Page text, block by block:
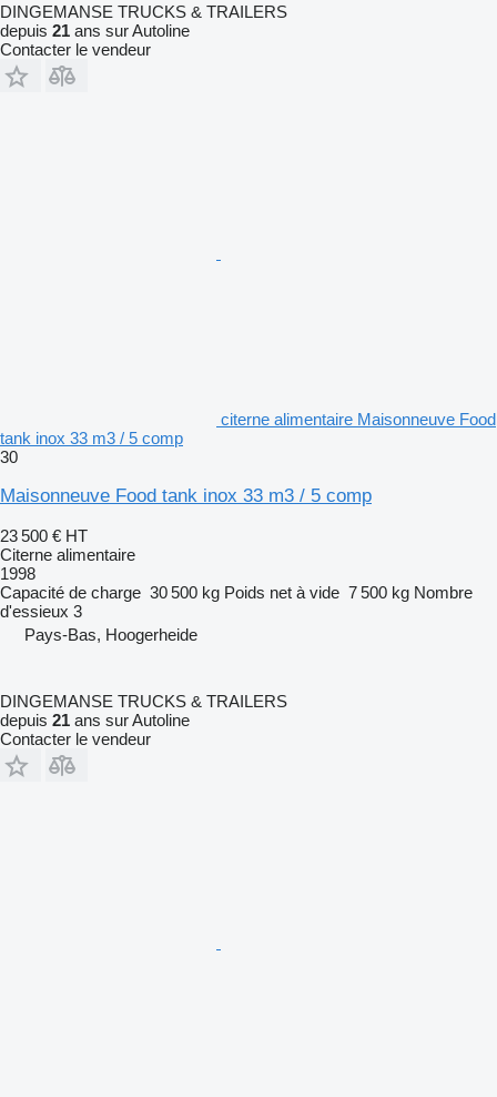
DINGEMANSE TRUCKS & TRAILERS
depuis 21 ans sur Autoline
Contacter le vendeur
citerne alimentaire Maisonneuve Food
tank inox 33 m3 / 5 comp
30
Maisonneuve Food tank inox 33 m3 / 5 comp
23 500 € HT
Citerne alimentaire
1998
Capacité de charge 30 500 kg Poids net à vide 7 500 kg Nombre
d'essieux 3
Pays-Bas, Hoogerheide
DINGEMANSE TRUCKS & TRAILERS
depuis 21 ans sur Autoline
Contacter le vendeur